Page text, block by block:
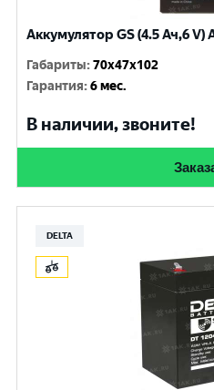
Аккумулятор GS (4.5 Ач,6 V)
Габариты:70x47x102
Гарантия:6 мес.
В наличии, звоните!
DELTA